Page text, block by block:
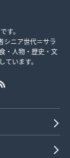
す。
シニア世代＝サラ
・人物・歴史・文
います。